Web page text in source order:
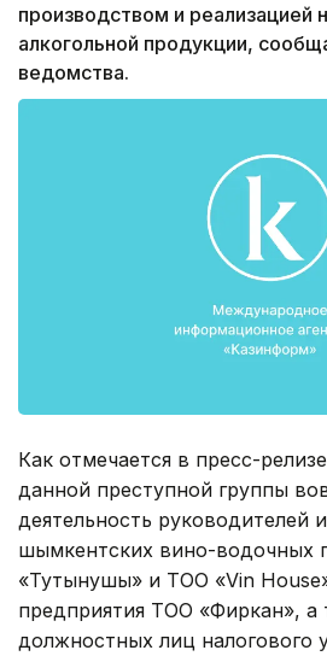
производством и реализацией
алкогольной продукции,
ведомства.
Как отмечается в пресс-
данной преступной группы
деятельность руководителей
шымкентских вино-водочных
«Тутынушы» и ТОО «Vin
предприятия ТОО «Фиркан», а
должностных лиц налогового